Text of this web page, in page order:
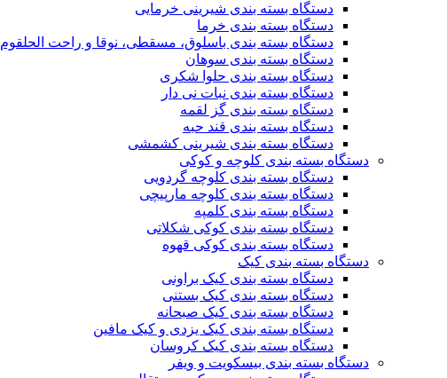
دستگاه بسته بندی شیرینی خرمایی
دستگاه بسته بندی خرما
دستگاه بسته بندی باسلوق، مسقطی، نوقا و راحت الحلقوم
دستگاه بسته بندی سوهان
دستگاه بسته بندی حلوا شکری
دستگاه بسته بندی نبات نی دار
دستگاه بسته بندی گز لقمه
دستگاه بسته بندی قند حبه
دستگاه بسته بندی شیرینی کشمشی
دستگاه بسته بندی کلوچه و کوکی
دستگاه بسته بندی کلوچه گردویی
دستگاه بسته بندی کلوچه مارپیچی
دستگاه بسته بندی کلمپه
دستگاه بسته بندی کوکی شکلاتی
دستگاه بسته بندی کوکی قهوه
دستگاه بسته بندی کیک
دستگاه بسته بندی کیک براونی
دستگاه بسته بندی کیک بستنی
دستگاه بسته بندی کیک صبحانه
دستگاه بسته بندی کیک یزدی و کیک مافین
دستگاه بسته بندی کیک کروسان
دستگاه بسته بندی بیسکویت و ویفر